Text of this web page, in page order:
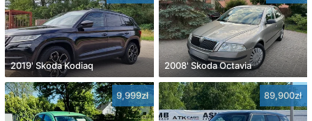
2019' Skoda Kodiaq 2008' Skoda Octavia
9,999zł 89,900zł